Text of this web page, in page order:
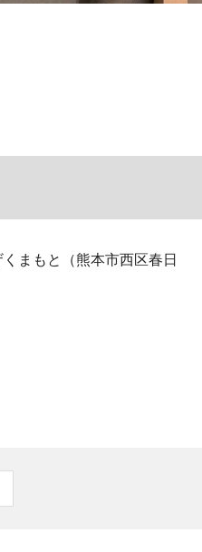
まもと（熊本市西区春日